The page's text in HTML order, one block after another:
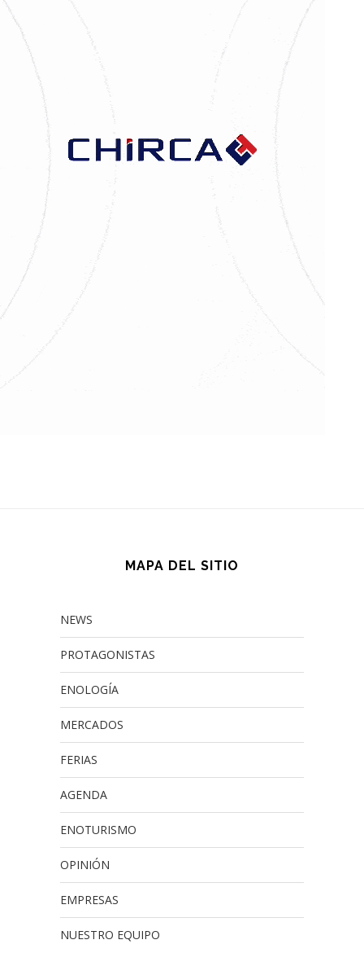
MAPA DEL SITIO
NEWS
PROTAGONISTAS
ENOLOGÍA
MERCADOS
FERIAS
AGENDA
ENOTURISMO
OPINIÓN
EMPRESAS
NUESTRO EQUIPO